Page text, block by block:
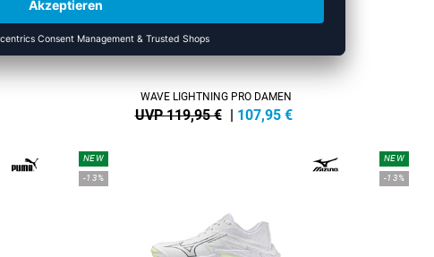
WAVE LIGHTNING PRO DAMEN
UVP 119,95 € | 107,95 €
NEW
-13%
NEW
-13%